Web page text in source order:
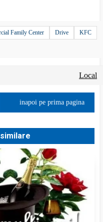
Family Center Drive
KFC
Local
inapoi pe prima pagina